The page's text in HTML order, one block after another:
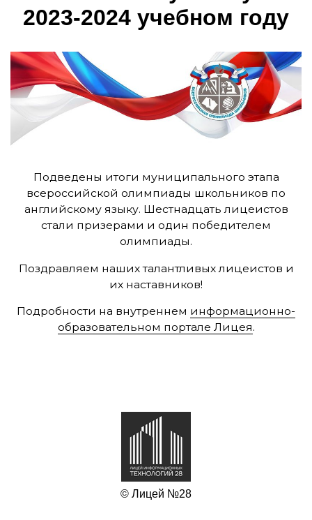
2023-2024 у­чеб­ном го­ду
Подведены итоги муниципального этапа
всероссийской олимпиады школьников по
английскому языку. Шестнадцать лицеистов
стали призерами и один победителем
олимпиады.
Поздравляем наших талантливых лицеистов и
их наставников!
Подробности на внутреннем информационно-
образовательном портале Лицея.
© Лицей №28